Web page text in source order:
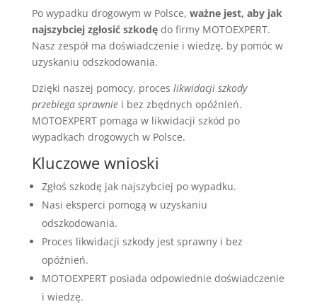
Po wypadku drogowym w Polsce, ważne jest, aby jak
najszybciej zgłosić szkodędo firmy MOTOEXPERT.
Nasz zespół ma doświadczenie i wiedzę, by pomóc w
uzyskaniu odszkodowania.
Dzięki naszej pomocy, proces likwidacji szkody
przebiega sprawniei bez zbędnych opóźnień.
MOTOEXPERT pomaga w likwidacji szkód po
wypadkach drogowych w Polsce.
Kluczowe wnioski
Zgłoś szkodę jak najszybciej po wypadku.
Nasi eksperci pomogą w uzyskaniu
odszkodowania.
Proces likwidacji szkody jest sprawny i bez
opóźnień.
MOTOEXPERT posiada odpowiednie doświadczenie
i wiedzę.